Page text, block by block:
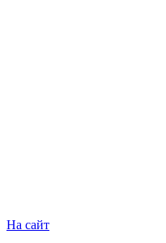
На сайт